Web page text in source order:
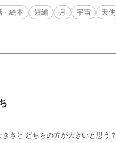
・絵本 短編 月 宇宙 天使
宇宙の大きさと 地球の大きさと どちらの方が大きいと思う？